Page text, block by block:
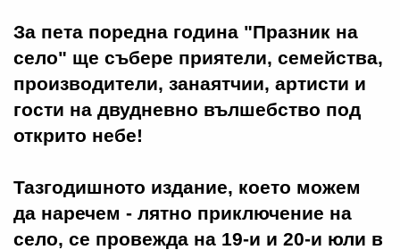
За пета поредна година "Празник на
село" ще събере приятели, семейства,
производители, занаятчии, артисти и
гости на двудневно вълшебство под
открито небе!
Тазгодишното издание, което можем
да наречем - лятно приключение на
село, се провежда на 19-и и 20-и юли в